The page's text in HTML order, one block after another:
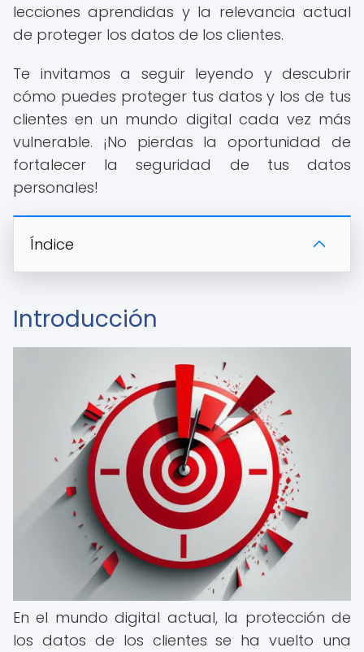
lecciones aprendidas y la relevancia actual
de proteger los datos de los clientes.
Te invitamos a seguir leyendo y descubrir
cómo puedes proteger tus datos y los de tus
clientes en un mundo digital cada vez más
vulnerable. ¡No pierdas la oportunidad de
fortalecer la seguridad de tus datos
personales!
Índice
Introducción
En el mundo digital actual, la protección de
los datos de los clientes se ha vuelto una